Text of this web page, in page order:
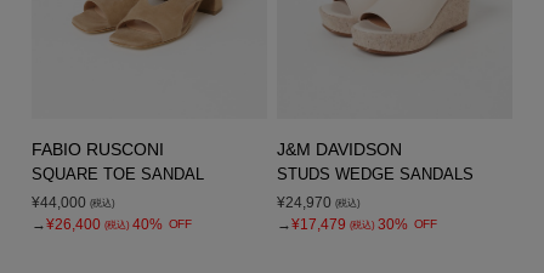
FABIO RUSCONI
SQUARE TOE SANDAL
¥44,000 (税込)
→¥26,400 (税込) 40% OFF
J&M DAVIDSON
STUDS WEDGE SANDALS
¥24,970 (税込)
→¥17,479 (税込) 30% OFF